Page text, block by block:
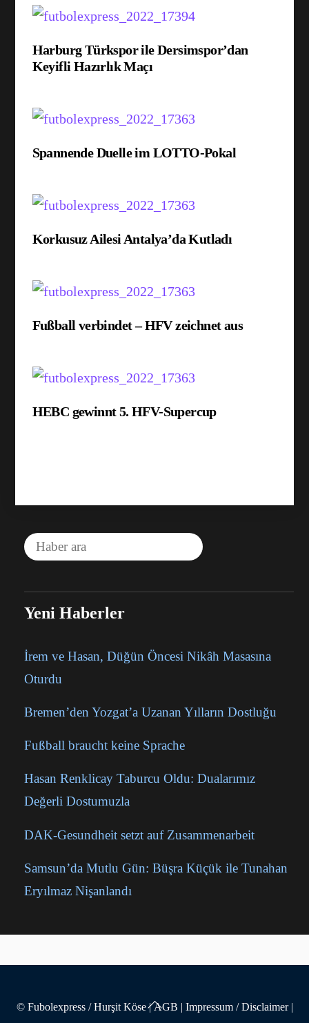
Harburg Türkspor ile Dersimspor’dan
Keyifli Hazırlık Maçı
Spannende Duelle im LOTTO-Pokal
Korkusuz Ailesi Antalya’da Kutladı
Fußball verbindet – HFV zeichnet aus
HEBC gewinnt 5. HFV-Supercup
Yeni Haberler
İrem ve Hasan, Düğün Öncesi Nikâh Masasına
Oturdu
Bremen’den Yozgat’a Uzanan Yılların Dostluğu
Fußball braucht keine Sprache
Hasan Renklicay Taburcu Oldu: Dualarımız
Değerli Dostumuzla
DAK-Gesundheit setzt auf Zusammenarbeit
Samsun’da Mutlu Gün: Büşra Küçük ile Tunahan
Eryılmaz Nişanlandı
Back
© Fubolexpress / Hurşit Köse|AGB | Impressum / Disclaimer|